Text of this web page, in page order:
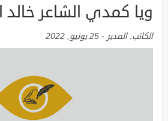
ويا كمدي الشاعر خالد
الكاتب:المدير - 25 يونيو, 2022